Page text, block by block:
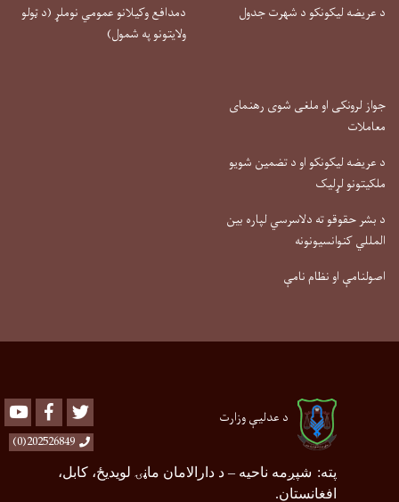
د عریضه لیکونکو د شهرت جدول
دمدافع وکیلانو عمومي نوملړ (د ټولو
ولایتونو په شمول)
جواز لرونکی او ملغی شوی رهنمای
معاملات
د عریضه لیکونکو او د تضمین شویو
ملکیتونو لړلیک
د بشر حقوقو ته دلاسرسي لپاره بین
المللي کنوانسیونونه
اصولنامې او نظام نامې
د عدلیې وزارت Youtube Facebook
202526849(0)
پته: شپږمه ناحیه – د دارالامان ماڼۍ لویدیځ، کابل،
افغانستان.